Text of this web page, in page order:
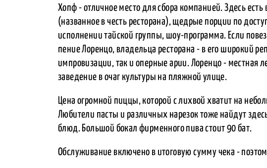
Хопф - отличное место для сбора компанией. Здесь
(названное в честь ресторана), щедрые порции по
исполнении тайской группы, шоу-программа. Если
пение Лоренцо, владельца ресторана - в его широкий
импровизации, так и оперные арии. Лоренцо - местная
заведение в очаг культуры на пляжной улице.
Цена огромной пиццы, которой с лихвой хватит на
Любители пасты и различных нарезок тоже найдут
блюд. Большой бокал фирменного пива стоит 90 бат.
Обслуживание включено в итоговую сумму чека -